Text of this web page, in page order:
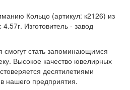
Кольцо (артикул: к2126) из
Изготовитель - завод
стать запоминающимся
Высокое качество ювелирных
десятилетиями
нашего предприятия.